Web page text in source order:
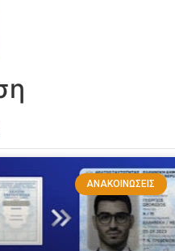
ΑΝΑΚΟΙΝΏΣΕΙΣ